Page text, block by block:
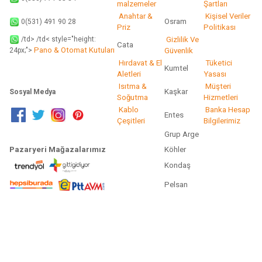
malzemeler
Şartları
0(531) 491 90 28
Anahtar &
Priz
Osram
Kişisel Veriler
Politikası
/td> /td< style="height:
24px;"> Pano & Otomat Kutuları
Cata
Gizlilik Ve
Güvenlik
Hırdavat & El
Aletleri
Kumtel
Tüketici
Yasası
Sosyal Medya
Isıtma &
Soğutma
Kaşkar
Müşteri
Hizmetleri
Kablo
Çeşitleri
Entes
Banka Hesap
Bilgilerimiz
Grup Arge
Pazaryeri Mağazalarımız
Köhler
Kondaş
Pelsan